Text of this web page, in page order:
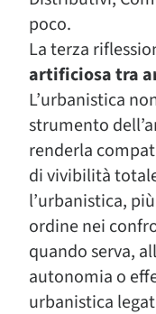
poco.
La terza
artificiosa tra
L’urbanistica
strumento
renderla
di vivibilità
l’urbanistica,
ordine nei
quando serva,
autonomia o
urbanistica